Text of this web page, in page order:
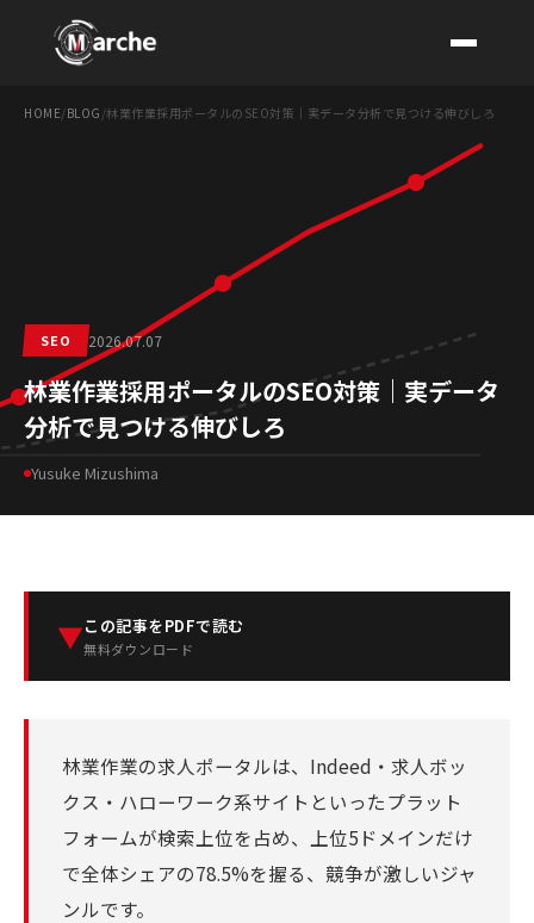
HOME/BLOG /林業作業採用ポータルのSEO対策｜実データ分析で見つける伸びしろ
SEO 2026.07.07
林業作業採用ポータルのSEO対策｜実データ
分析で見つける伸びしろ
Yusuke Mizushima
▼この記事をPDFで読む
無料ダウンロード
林業作業の求人ポータルは、Indeed・求人ボッ
クス・ハローワーク系サイトといったプラット
フォームが検索上位を占め、上位5ドメインだけ
で全体シェアの78.5%を握る、競争が激しいジャ
ンルです。